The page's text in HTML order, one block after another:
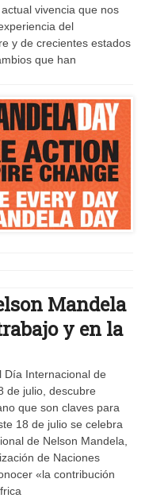
vivencia que nos
del
y de crecientes estados
que han
Mandela
y en la
Día Internacional de
de julio, descubre
que son claves para
18 de julio se celebra
de Nelson Mandela,
de Naciones
«la contribución